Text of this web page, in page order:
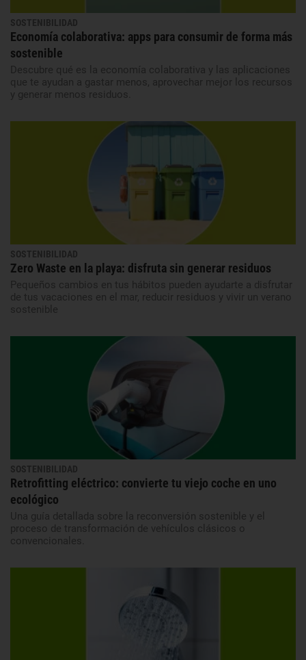
SOSTENIBILIDAD
Economía colaborativa: apps para consumir de forma más
sostenible
Descubre qué es la economía colaborativa y las aplicaciones
que te ayudan a gastar menos, aprovechar mejor los recursos
y generar menos residuos.
SOSTENIBILIDAD
Zero Waste en la playa: disfruta sin generar residuos
Pequeños cambios en tus hábitos pueden ayudarte a disfrutar
de tus vacaciones en el mar, reducir residuos y vivir un verano
sostenible
SOSTENIBILIDAD
Retrofitting eléctrico: convierte tu viejo coche en uno
ecológico
Una guía detallada sobre la reconversión sostenible y el
proceso de transformación de vehículos clásicos o
convencionales.